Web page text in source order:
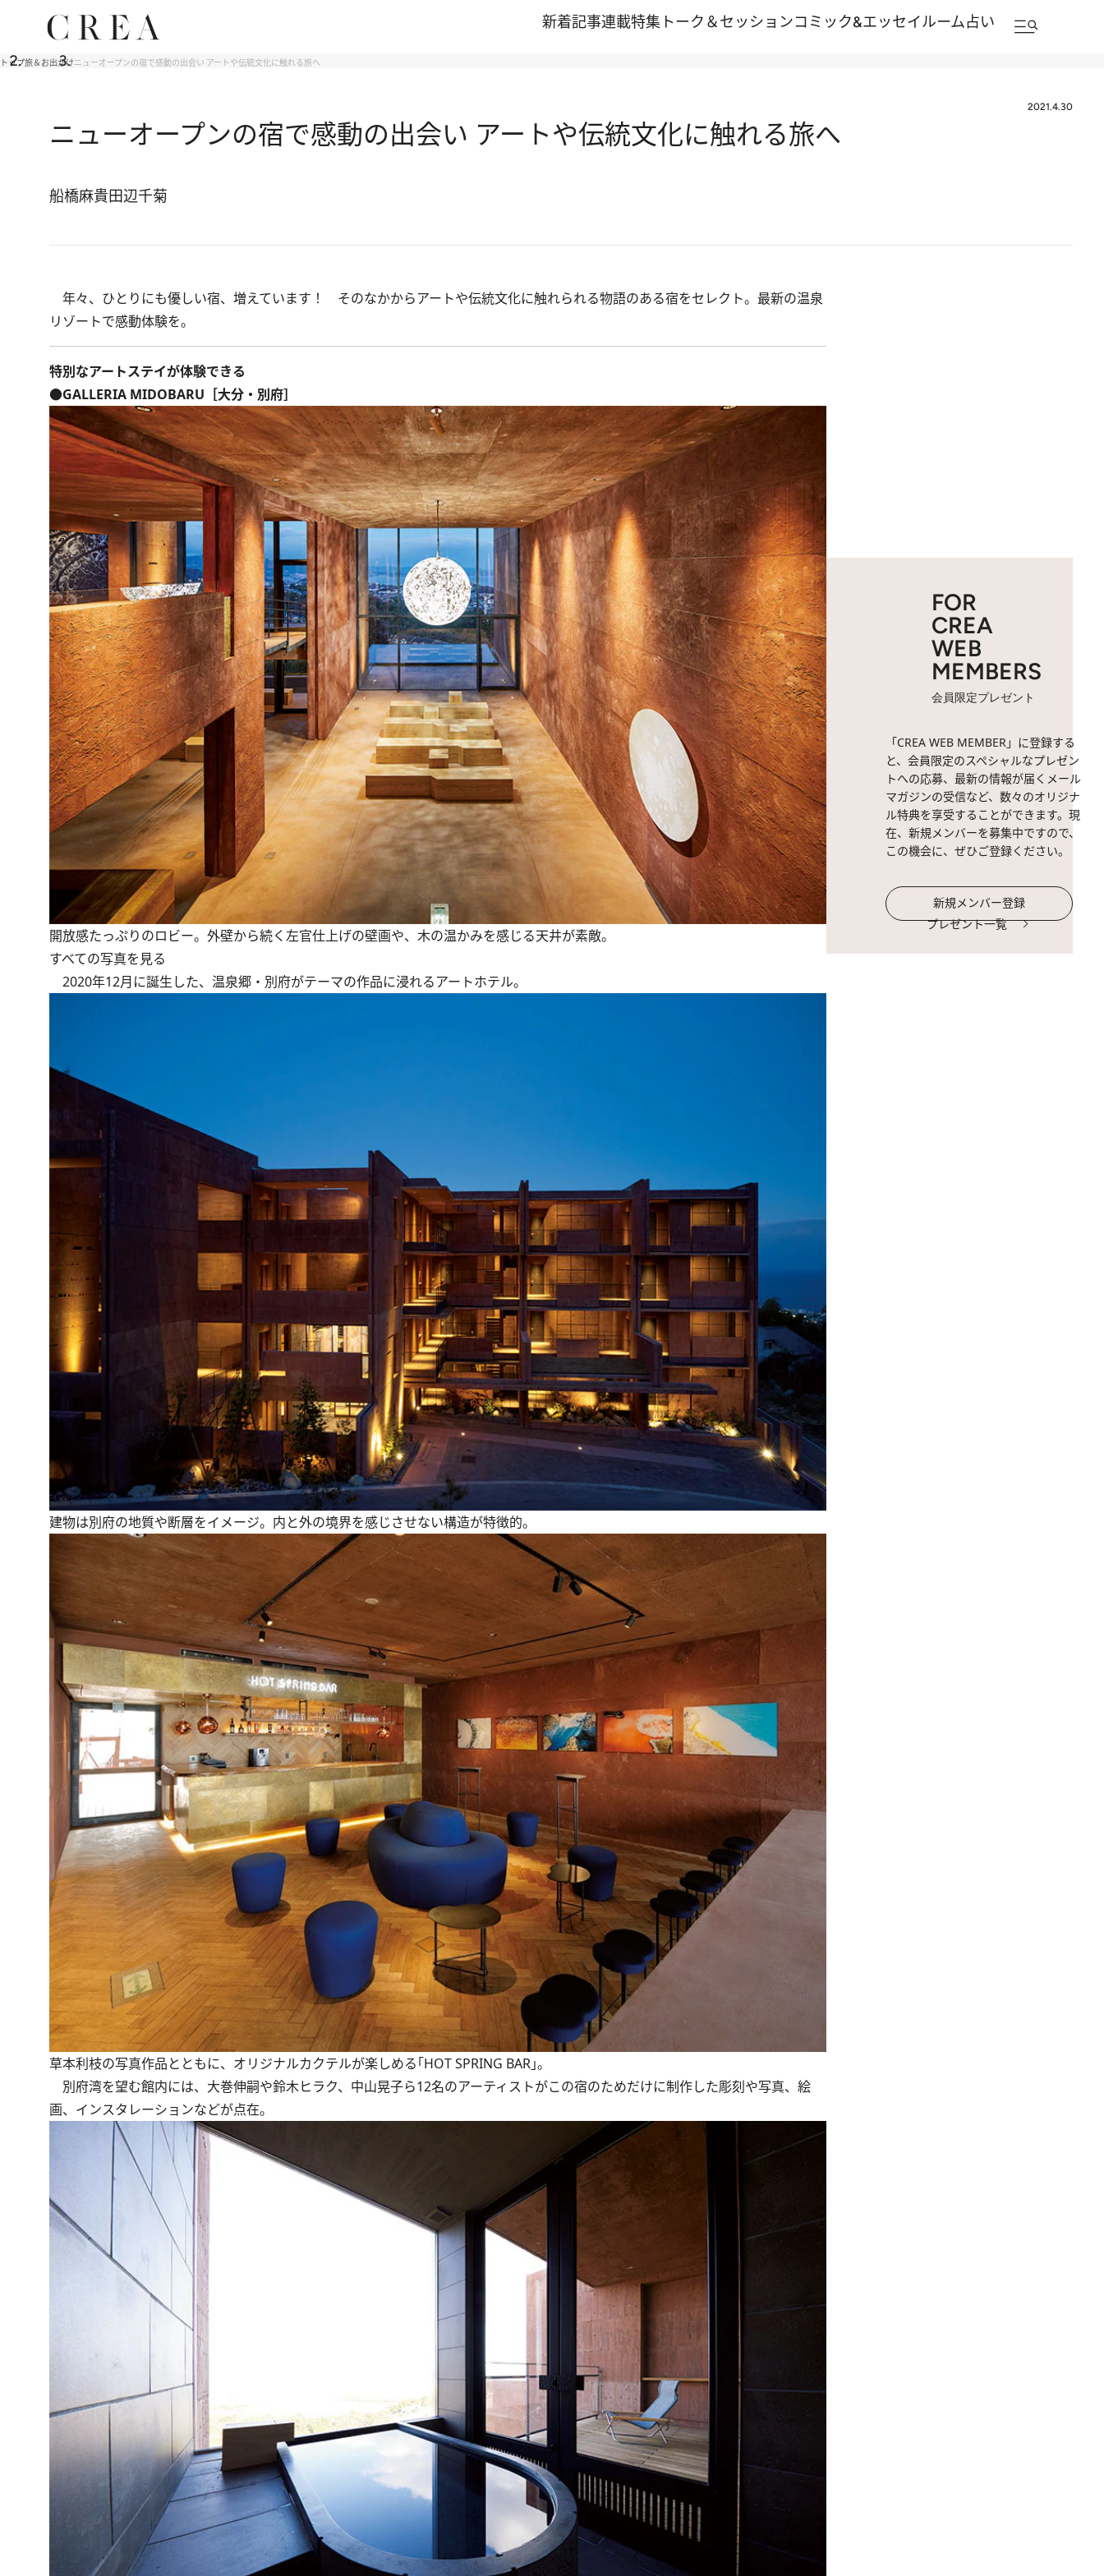
新着記事連載特集 トーク＆セッションコミック&エッセイルーム占い
トップ旅＆お出かけニューオープンの宿で感動の出会い アートや伝統文化に触れる旅へ
2021.4.30
ニューオープンの宿で感動の出会い アートや伝統文化に触れる旅へ
船橋麻貴田辺千菊
年々、ひとりにも優しい宿、増えています！ そのなかからアートや伝統文化に触れられる物語のある宿をセレクト。最新の温泉
リゾートで感動体験を。
特別なアートステイが体験できる
●GALLERIA MIDOBARU［大分・別府］
開放感たっぷりのロビー。外壁から続く左官仕上げの壁画や、木の温かみを感じる天井が素敵。
すべての写真を見る
2020年12月に誕生した、温泉郷・別府がテーマの作品に浸れるアートホテル。
建物は別府の地質や断層をイメージ。内と外の境界を感じさせない構造が特徴的。
草本利枝の写真作品とともに、オリジナルカクテルが楽しめる｢HOT SPRING BAR｣。
別府湾を望む館内には、大巻伸嗣や鈴木ヒラク、中山晃子ら12名のアーティストがこの宿のためだけに制作した彫刻や写真、絵
画、インスタレーションなどが点在。
FOR
CREA
WEB
MEMBERS
会員限定プレゼント
「CREA WEB MEMBER」に登録する
と、会員限定のスペシャルなプレゼン
トへの応募、最新の情報が届くメール
マガジンの受信など、数々のオリジナ
ル特典を享受することができます。現
在、新規メンバーを募集中ですので、
この機会に、ぜひご登録ください。
新規メンバー登録
プレゼント一覧